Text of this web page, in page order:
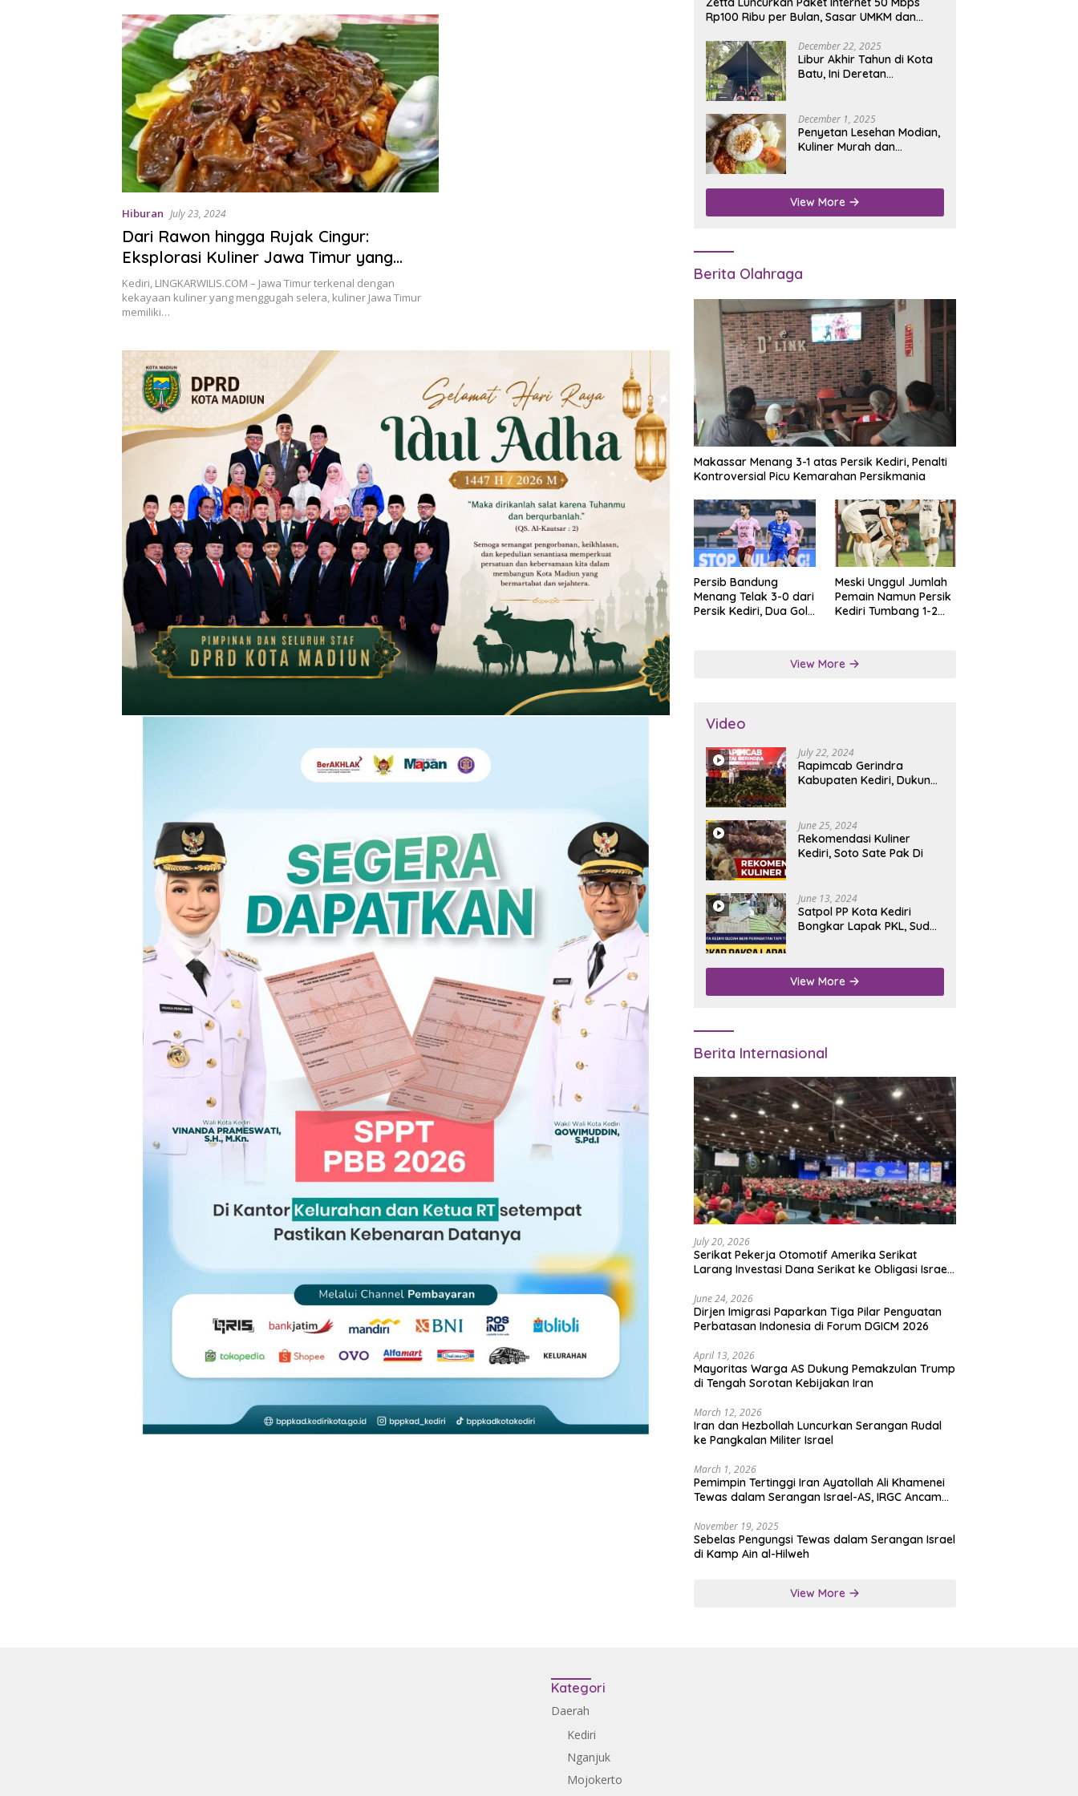
Hiburan July 23, 2024
Dari Rawon hingga Rujak Cingur:
Eksplorasi Kuliner Jawa Timur yang
Menggoda
Kediri, LINGKARWILIS.COM – Jawa Timur terkenal dengan
kekayaan kuliner yang menggugah selera, kuliner Jawa Timur
memiliki…
Rp100 Ribu per Bulan, Sasar UMKM dan
December 22, 2025
Libur Akhir Tahun di Kota
Batu, Ini Deretan
December 1, 2025
Penyetan Lesehan Modian,
Kuliner Murah dan
Nganjuk
View More
Berita Olahraga
Makassar Menang 3-1 atas Persik Kediri, Penalti
Kontroversial Picu Kemarahan Persikmania
Persib Bandung
Menang Telak 3-0 dari
Persik Kediri, Dua Gol
Meski Unggul Jumlah
Pemain Namun Persik
Kediri Tumbang 1-2
View More
Video
July 22, 2024
Rapimcab Gerindra
Kabupaten Kediri, Dukung
June 25, 2024
Rekomendasi Kuliner
Kediri, Soto Sate Pak Di
June 13, 2024
Satpol PP Kota Kediri
Bongkar Lapak PKL, Sudah
View More
Berita Internasional
July 20, 2026
Serikat Pekerja Otomotif Amerika Serikat
Larang Investasi Dana Serikat ke Obligasi Israel,
June 24, 2026
Dirjen Imigrasi Paparkan Tiga Pilar Penguatan
Perbatasan Indonesia di Forum DGICM 2026
April 13, 2026
Mayoritas Warga AS Dukung Pemakzulan Trump
di Tengah Sorotan Kebijakan Iran
March 12, 2026
Iran dan Hezbollah Luncurkan Serangan Rudal
ke Pangkalan Militer Israel
March 1, 2026
Pemimpin Tertinggi Iran Ayatollah Ali Khamenei
Tewas dalam Serangan Israel-AS, IRGC Ancam
November 19, 2025
Sebelas Pengungsi Tewas dalam Serangan Israel
di Kamp Ain al-Hilweh
View More
Kategori
Daerah
Kediri
Nganjuk
Mojokerto